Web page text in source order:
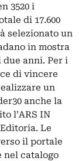
3520 i
di 17.600
selezionato un
in mostra
anni. Per i
di vincere
un
anche la
l’ARS IN
Le
il portale
nel catalogo